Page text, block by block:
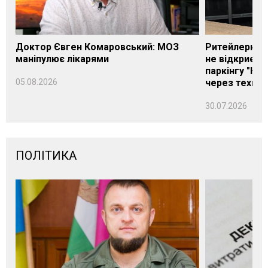
Доктор Євген Комаровський: МОЗ
маніпулює лікарями
05.08.2026
Ритейлерка
не
паркінгу
через
30.07.2026
ПОЛІТИКА